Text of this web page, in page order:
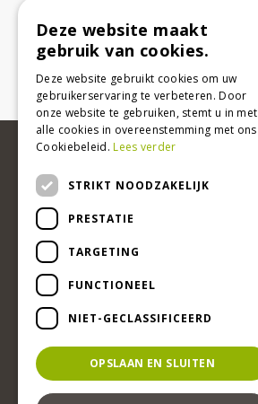
Deze website maakt
gebruik van cookies.
Deze website gebruikt cookies om uw
gebruikerservaring te verbeteren. Door
onze website te gebruiken, stemt u in met
alle cookies in overeenstemming met ons
Cookiebeleid.Lees verder
STRIKT NOODZAKELIJK
PRESTATIE
TARGETING
FUNCTIONEEL
NIET-GECLASSIFICEERD
OPSLAAN EN SLUITEN